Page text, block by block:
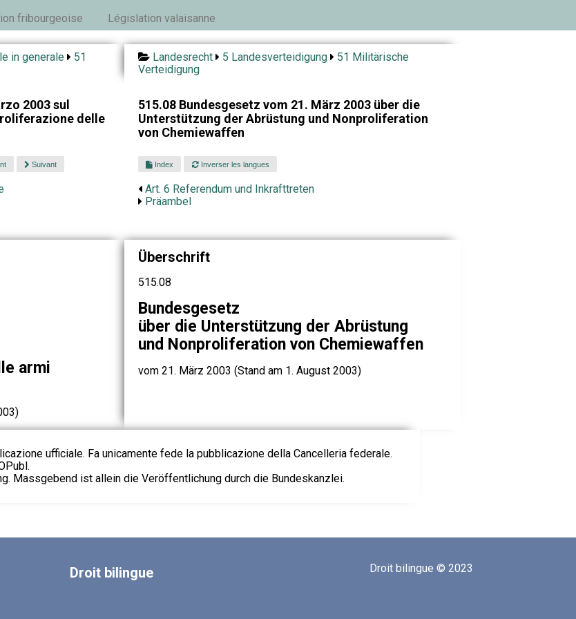
fribourgeoise Législation valaisanne
in generale
51
Landesrecht 5 Landesverteidigung
51 Militärische
Verteidigung
2003 sul
delle
515.08 Bundesgesetz vom 21. März 2003 über die
Unterstützung der Abrüstung und Nonproliferation
von Chemiewaffen
Suivant Index Inverser les langues
Art. 6 Referendum und Inkrafttreten
Präambel
armi
Überschrift
515.08
Bundesgesetz
über die Unterstützung der Abrüstung
und Nonproliferation von Chemiewaffen
vom 21. März 2003 (Stand am 1. August 2003)
ufficiale. Fa unicamente fede la pubblicazione della Cancelleria federale.
Massgebend ist allein die Veröffentlichung durch die Bundeskanzlei.
Droit bilingue Droit bilingue © 2023